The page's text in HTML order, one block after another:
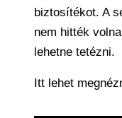
biztosítékot. A
nem hitték
lehetne tetézni.
Itt lehet